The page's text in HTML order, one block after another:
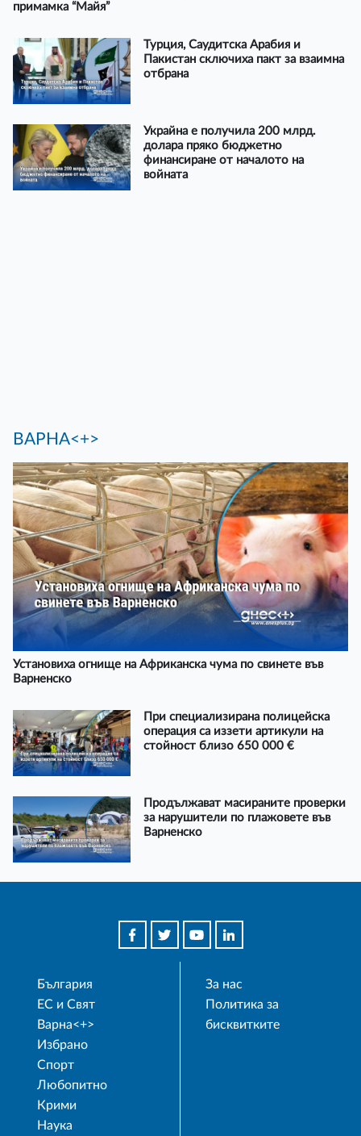
примамка “Майя”
Турция, Саудитска Арабия и
Пакистан сключиха пакт за взаимна
отбрана
Украйна е получила 200 млрд.
долара пряко бюджетно
финансиране от началото на
войната
ВАРНА<+>
Установиха огнище на Африканска чума по свинете във
Варненско
При специализирана полицейска
операция са иззети артикули на
стойност близо 650 000 €
Продължават масираните проверки
за нарушители по плажовете във
Варненско
България
ЕС и Свят
Варна<+>
Избрано
Спорт
Любопитно
Крими
Наука
За нас
Политика за
бисквитките